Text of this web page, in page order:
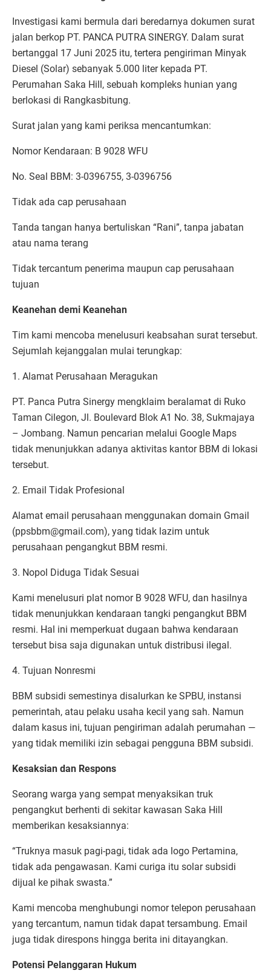
Investigasi kami bermula dari beredarnya dokumen surat
jalan berkop PT. PANCA PUTRA SINERGY. Dalam surat
bertanggal 17 Juni 2025 itu, tertera pengiriman Minyak
Diesel (Solar) sebanyak 5.000 liter kepada PT.
Perumahan Saka Hill, sebuah kompleks hunian yang
berlokasi di Rangkasbitung.
Surat jalan yang kami periksa mencantumkan:
Nomor Kendaraan: B 9028 WFU
No. Seal BBM: 3-0396755, 3-0396756
Tidak ada cap perusahaan
Tanda tangan hanya bertuliskan “Rani”, tanpa jabatan
atau nama terang
Tidak tercantum penerima maupun cap perusahaan
tujuan
Keanehan demi Keanehan
Tim kami mencoba menelusuri keabsahan surat tersebut.
Sejumlah kejanggalan mulai terungkap:
1. Alamat Perusahaan Meragukan
PT. Panca Putra Sinergy mengklaim beralamat di Ruko
Taman Cilegon, Jl. Boulevard Blok A1 No. 38, Sukmajaya
– Jombang. Namun pencarian melalui Google Maps
tidak menunjukkan adanya aktivitas kantor BBM di lokasi
tersebut.
2. Email Tidak Profesional
Alamat email perusahaan menggunakan domain Gmail
(ppsbbm@gmail.com), yang tidak lazim untuk
perusahaan pengangkut BBM resmi.
3. Nopol Diduga Tidak Sesuai
Kami menelusuri plat nomor B 9028 WFU, dan hasilnya
tidak menunjukkan kendaraan tangki pengangkut BBM
resmi. Hal ini memperkuat dugaan bahwa kendaraan
tersebut bisa saja digunakan untuk distribusi ilegal.
4. Tujuan Nonresmi
BBM subsidi semestinya disalurkan ke SPBU, instansi
pemerintah, atau pelaku usaha kecil yang sah. Namun
dalam kasus ini, tujuan pengiriman adalah perumahan —
yang tidak memiliki izin sebagai pengguna BBM subsidi.
Kesaksian dan Respons
Seorang warga yang sempat menyaksikan truk
pengangkut berhenti di sekitar kawasan Saka Hill
memberikan kesaksiannya:
“Truknya masuk pagi-pagi, tidak ada logo Pertamina,
tidak ada pengawasan. Kami curiga itu solar subsidi
dijual ke pihak swasta.”
Kami mencoba menghubungi nomor telepon perusahaan
yang tercantum, namun tidak dapat tersambung. Email
juga tidak direspons hingga berita ini ditayangkan.
Potensi Pelanggaran Hukum